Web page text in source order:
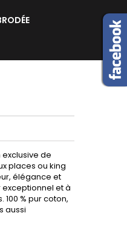
de
places ou king
élégance et
et à
% pur coton,
aussi